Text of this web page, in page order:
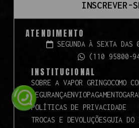
INSCREVER-
ATENDIMENTO
SEGUNDA À SEXTA
(110 95800-
INSTITUCIONAL
SOBRE A VAPOR GRINGOCOMO
SEGURANÇAENVIOPAGAMENTO
POLÍTICAS DE PRIVACIDADE
TROCAS E DEVOLUÇÕESGUIA DO